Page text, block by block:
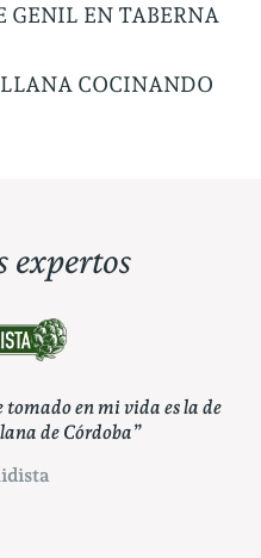
GENIL EN TABERNA
COCINANDO
expertos
por un clásico como
de atender en su carta a